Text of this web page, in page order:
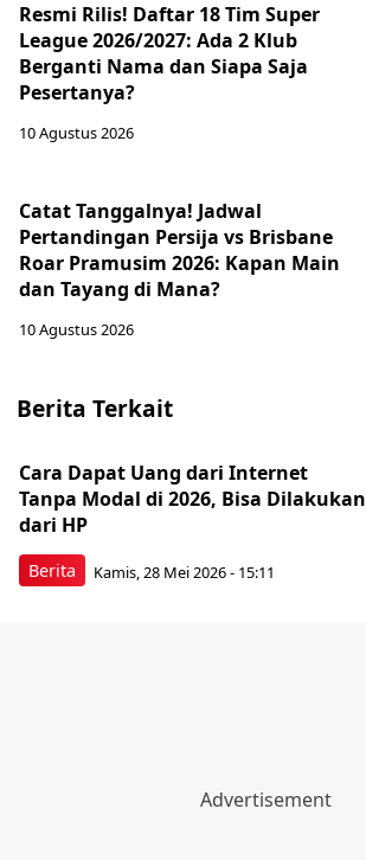
Resmi Rilis! Daftar 18 Tim Super
League 2026/2027: Ada 2 Klub
Berganti Nama dan Siapa Saja
Pesertanya?
10 Agustus 2026
Catat Tanggalnya! Jadwal
Pertandingan Persija vs Brisbane
Roar Pramusim 2026: Kapan Main
dan Tayang di Mana?
10 Agustus 2026
Berita Terkait
Berita
Cara Dapat Uang dari Internet
Tanpa Modal di 2026, Bisa Dilakukan
dari HP
Kamis, 28 Mei 2026 - 15:11